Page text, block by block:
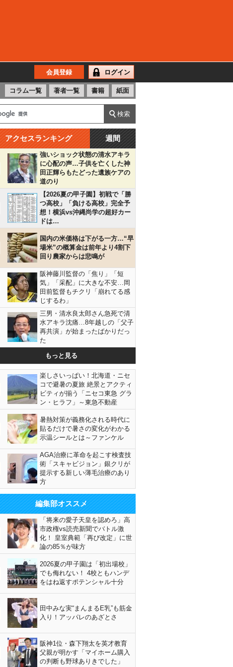
会員登録 ログイン
コラム一覧 著者一覧 書籍 紙面
アクセスランキング 週間
強いショック状態の清水アキラ
に心配の声…子供を亡くした神
田正輝らもたどった遺族ケアの
道のり
【2026夏の甲子園】初戦で「勝
つ高校」「負ける高校」完全予
想！横浜vs沖縄尚学の超好カー
ドは…
国内の米価格は下がる一方…“早
場米”の概算金は前年より4割下
回り農家からは悲鳴が
阪神藤川監督の「焦り」「短
気」「采配」に大きな不安…岡
田前監督もチクリ「崩れてる感
じするわ」
三男・清水良太郎さん急死で清
水アキラ沈痛…8年越しの「父子
再共演」が始まったばかりだっ
た
もっと見る
楽しさいっぱい！北海道・ニセ
コで避暑の夏旅 絶景とアクティ
ビティが揃う「ニセコ東急 グラ
ン・ヒラフ」～東急不動産
暑熱対策が義務化される時代に
貼るだけで暑さの変化がわかる
示温シールとは～ファンケル
AGA治療に革命を起こす検査技
術「スキャビジョン」銀クリが
提示する新しい薄毛治療のあり
方
編集部オススメ
「将来の愛子天皇を認めろ」高
市政権vs読売新聞でバトル激
化！ 皇室典範「再び改定」に世
論の85％が味方
2026夏の甲子園は「初出場校」
でも侮れない！ 4校ともハンデ
をはね返すポテンシャル十分
田中みな実“まんまるE乳”も筋金
入り！アッパレのあざとさ
阪神1位・森下翔太を英才教育
父親が明かす「マイホーム購入
の判断も野球ありきでした」